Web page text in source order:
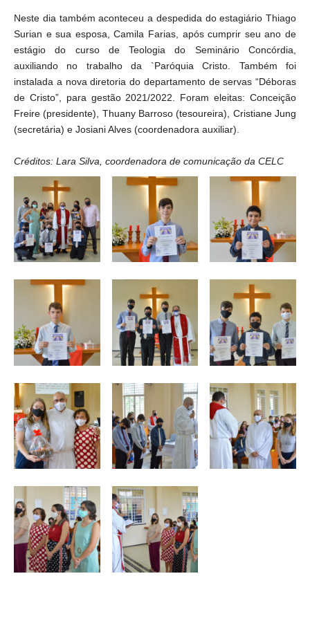
Neste dia também aconteceu a despedida do estagiário Thiago
Surian e sua esposa, Camila Farias, após cumprir seu ano de
estágio do curso de Teologia do Seminário Concórdia,
auxiliando no trabalho da `Paróquia Cristo. Também foi
instalada a nova diretoria do departamento de servas “Déboras
de Cristo”, para gestão 2021/2022. Foram eleitas: Conceição
Freire (presidente), Thuany Barroso (tesoureira), Cristiane Jung
(secretária) e Josiani Alves (coordenadora auxiliar).
Créditos: Lara Silva, coordenadora de comunicação da CELC